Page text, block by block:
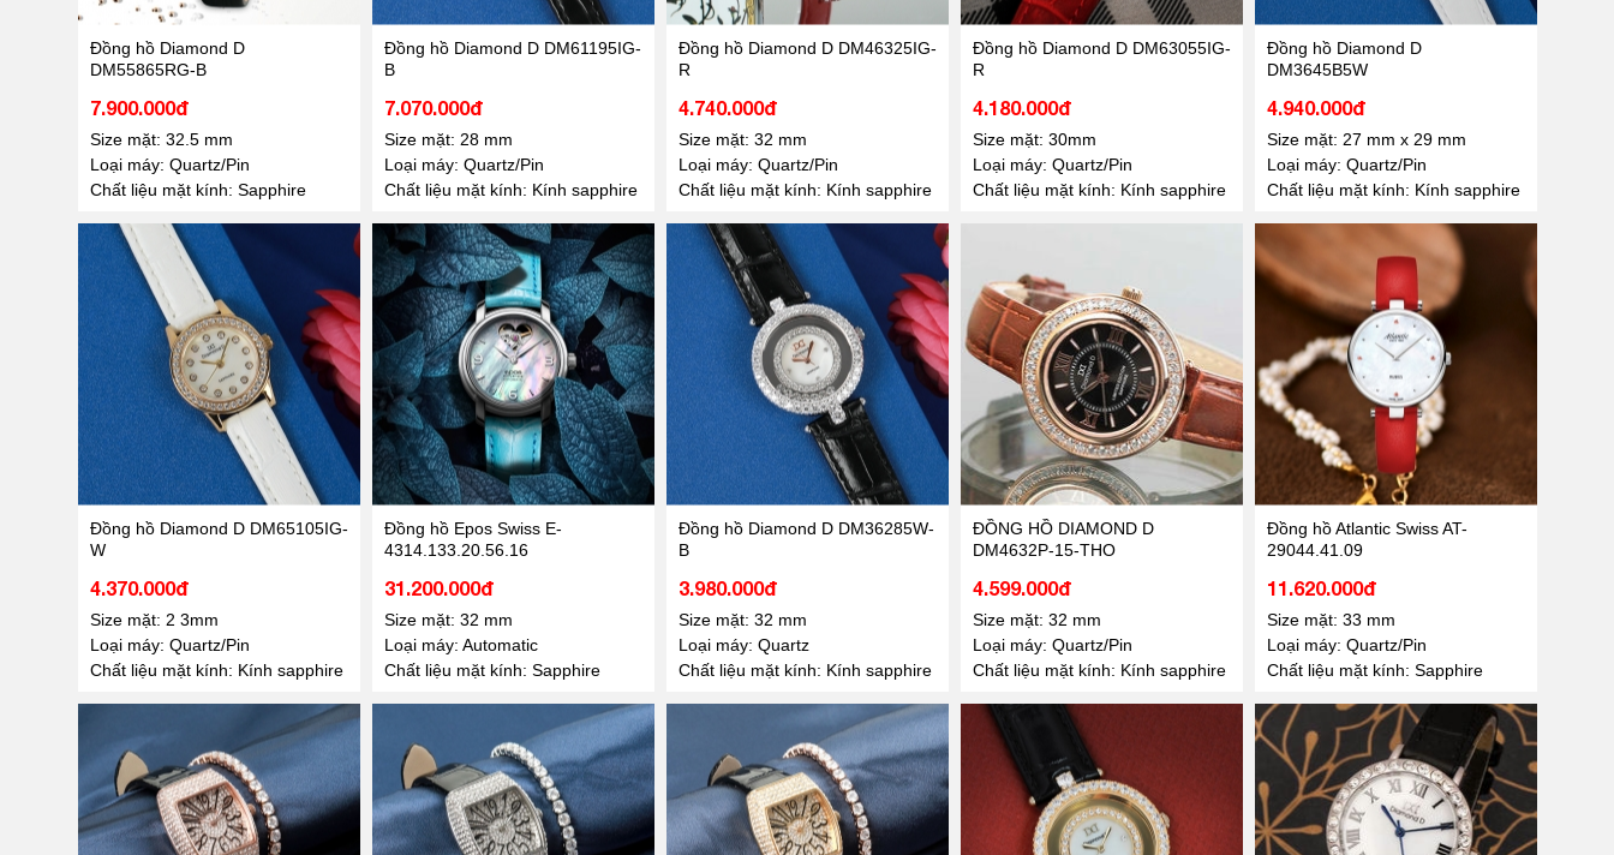
Đồng hồ Diamond D
DM55865RG-B
7.900.000đ
Size mặt: 32.5 mm
Loại máy: Quartz/Pin
Chất liệu mặt kính: Sapphire
Đồng hồ Diamond D DM61195IG-
B
7.070.000đ
Size mặt: 28 mm
Loại máy: Quartz/Pin
Chất liệu mặt kính: Kính sapphire
Đồng hồ Diamond D DM46325IG-
R
4.740.000đ
Size mặt: 32 mm
Loại máy: Quartz/Pin
Chất liệu mặt kính: Kính sapphire
Đồng hồ Diamond D DM63055IG-
R
4.180.000đ
Size mặt: 30mm
Loại máy: Quartz/Pin
Chất liệu mặt kính: Kính sapphire
Đồng hồ Diamond D
DM3645B5W
4.940.000đ
Size mặt: 27 mm x 29 mm
Loại máy: Quartz/Pin
Chất liệu mặt kính: Kính sapphire
Đồng hồ Diamond D DM65105IG-
W
4.370.000đ
Size mặt: 2 3mm
Loại máy: Quartz/Pin
Chất liệu mặt kính: Kính sapphire
Đồng hồ Epos Swiss E-
4314.133.20.56.16
31.200.000đ
Size mặt: 32 mm
Loại máy: Automatic
Chất liệu mặt kính: Sapphire
Đồng hồ Diamond D DM36285W-
B
3.980.000đ
Size mặt: 32 mm
Loại máy: Quartz
Chất liệu mặt kính: Kính sapphire
ĐỒNG HỒ DIAMOND D
DM4632P-15-THO
4.599.000đ
Size mặt: 32 mm
Loại máy: Quartz/Pin
Chất liệu mặt kính: Kính sapphire
Đồng hồ Atlantic Swiss AT-
29044.41.09
11.620.000đ
Size mặt: 33 mm
Loại máy: Quartz/Pin
Chất liệu mặt kính: Sapphire